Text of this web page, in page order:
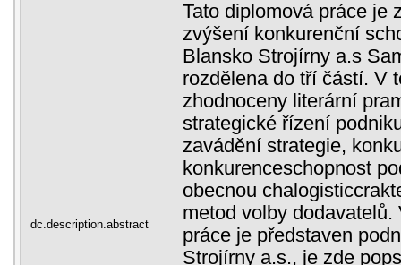
dc.description.abstract
Tato diplomová práce je
zvýšení konkurenční
Blansko Strojírny a.s
rozdělena do tří částí. V
zhodnoceny literární
strategické řízení
zavádění strategie,
konkurenceschopnost
obecnou
metod volby
práce je představen
Strojírny a.s., je zde